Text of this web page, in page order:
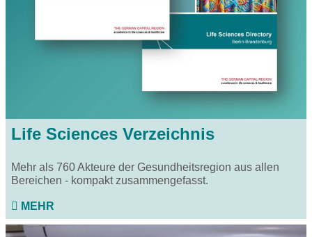
Life Sciences Verzeichnis
Mehr als 760 Akteure der Gesundheitsregion aus allen
Bereichen - kompakt zusammengefasst.
MEHR